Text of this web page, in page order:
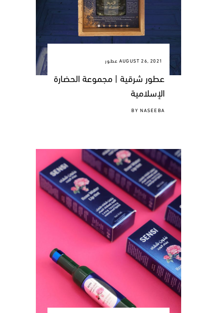
AUGUST 26, 2021 عطور
عطور شرقية | مجموعة الحضارة
الإسلامية
BY NASEEBA